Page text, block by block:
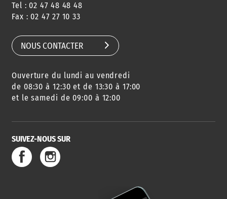
CONSEILS
DE QUARTIER
AGENDA
DES SORTIES
URBANISME
SERVICE
DE L'EAU
Tel : 02 47 48 48 48
Fax : 02 47 27 10 33
NOUS CONTACTER
Ouverture du lundi au vendredi
de 08:30 à 12:30 et de 13:30 à 17:00
et le samedi de 09:00 à 12:00
SUIVEZ-NOUS SUR